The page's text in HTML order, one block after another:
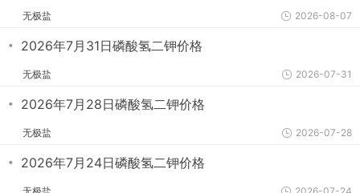
无极盐 2026-08-07
・ 2026年7月31日磷酸氢二钾价格
无极盐 2026-07-31
・ 2026年7月28日磷酸氢二钾价格
无极盐 2026-07-28
・ 2026年7月24日磷酸氢二钾价格